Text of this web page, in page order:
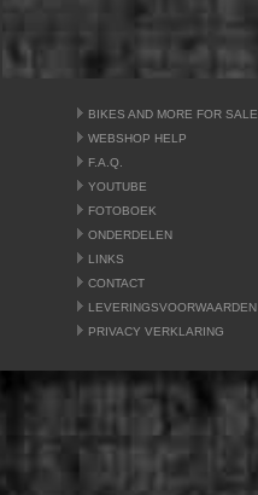
BIKES AND MORE FOR SALE
WEBSHOP HELP
F.A.Q.
YOUTUBE
FOTOBOEK
ONDERDELEN
LINKS
CONTACT
LEVERINGSVOORWAARDEN
PRIVACY VERKLARING